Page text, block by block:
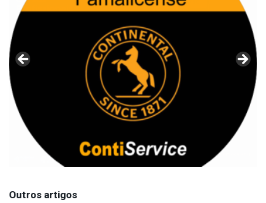
Outros artigos